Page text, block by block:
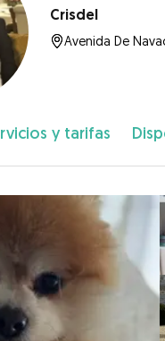
Crisdel
Avenida De
y tarifas